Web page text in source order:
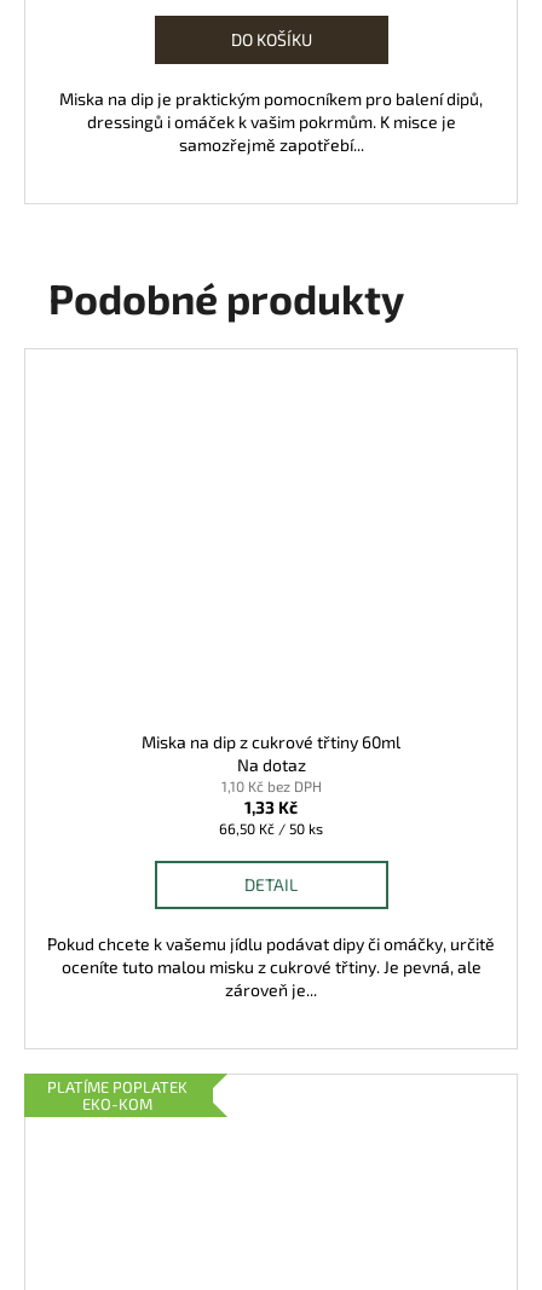
DO KOŠÍKU
Miska na dip je praktickým pomocníkem pro balení dipů,
dressingů i omáček k vašim pokrmům. K misce je
samozřejmě zapotřebí...
Podobné produkty
Miska na dip z cukrové třtiny 60ml
Na dotaz
1,10 Kč bez DPH
1,33 Kč
Měrná
66,50 Kč / 50 ks
DETAIL
Pokud chcete k vašemu jídlu podávat dipy či omáčky, určitě
oceníte tuto malou misku z cukrové třtiny. Je pevná, ale
zároveň je...
PLATÍME POPLATEK
EKO-KOM